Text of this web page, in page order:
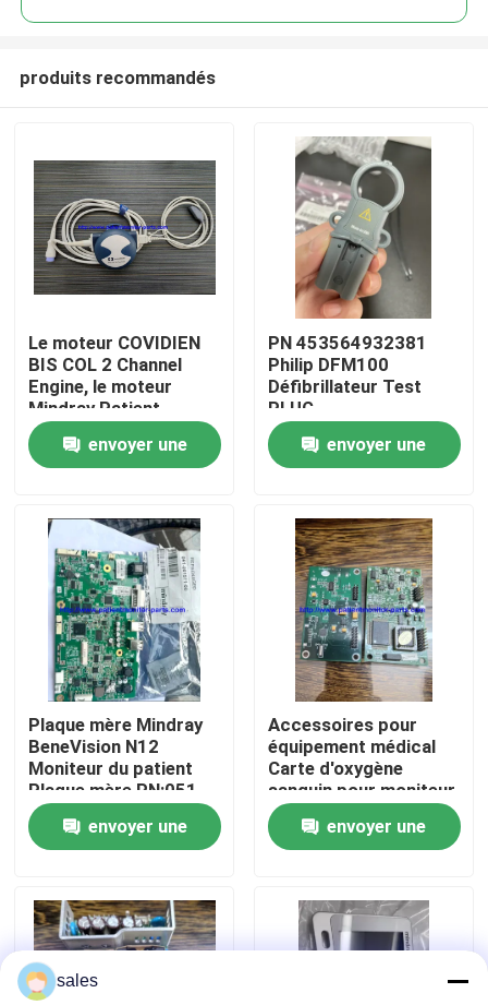
À la maison
Produits
À propos de nous
Visite de l'usine
Contrôle de la qualité
Nous contacter
Demandez un devis
Pièces de moniteur de patient
Module de moniteur patient
produits recommandés
Le moteur COVIDIEN
BIS COL 2 Channel
Engine, le moteur
Mindray Patient
Monitor BIS, le
convertisseur BIS, le
processeur BIS
envoyer une
PN 453564932381
Philip DFM100
Défibrillateur Test
PLUG
REF:989803171271
envoyer une
Plaque mère Mindray
BeneVision N12
Moniteur du patient
Plaque mère PN:051-
002717-00
envoyer une
Accessoires pour
équipement médical
Carte d'oxygène
sanguin pour moniteur
patient Goldway
UT4000Aenvoyer une
sales